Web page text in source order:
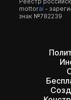
mottorai -
знак №782239